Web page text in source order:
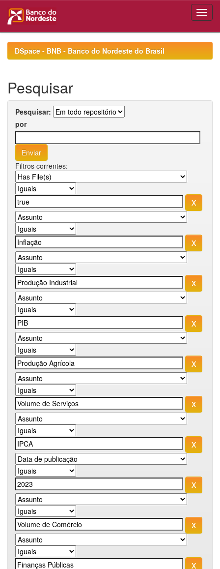
navigationDSpace - BNB - Banco do Nordeste do Brasil
Pesquisar
Pesquisar:
por
Filtros correntes: